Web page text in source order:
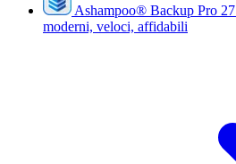
Ashampoo® Backup Pro 27
moderni, veloci, affidabili